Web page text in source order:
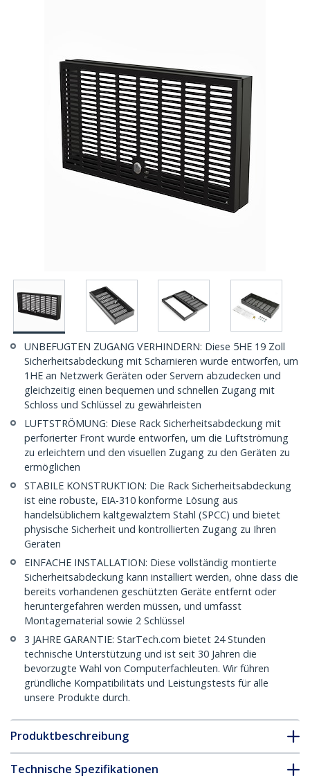
UNBEFUGTEN ZUGANG VERHINDERN: Diese 5HE 19 Zoll
Sicherheitsabdeckung mit Scharnieren wurde entworfen, um
1HE an Netzwerk Geräten oder Servern abzudecken und
gleichzeitig einen bequemen und schnellen Zugang mit
Schloss und Schlüssel zu gewährleisten
LUFTSTRÖMUNG: Diese Rack Sicherheitsabdeckung mit
perforierter Front wurde entworfen, um die Luftströmung
zu erleichtern und den visuellen Zugang zu den Geräten zu
ermöglichen
STABILE KONSTRUKTION: Die Rack Sicherheitsabdeckung
ist eine robuste, EIA-310 konforme Lösung aus
handelsüblichem kaltgewalztem Stahl (SPCC) und bietet
physische Sicherheit und kontrollierten Zugang zu Ihren
Geräten
EINFACHE INSTALLATION: Diese vollständig montierte
Sicherheitsabdeckung kann installiert werden, ohne dass die
bereits vorhandenen geschützten Geräte entfernt oder
heruntergefahren werden müssen, und umfasst
Montagematerial sowie 2 Schlüssel
3 JAHRE GARANTIE: StarTech.com bietet 24 Stunden
technische Unterstützung und ist seit 30 Jahren die
bevorzugte Wahl von Computerfachleuten. Wir führen
gründliche Kompatibilitäts und Leistungstests für alle
unsere Produkte durch.
Produktbeschreibung
Technische Spezifikationen